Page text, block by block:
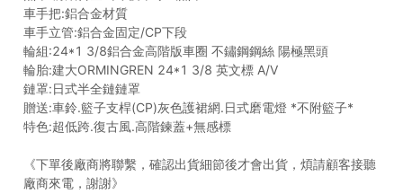
車手把:鋁合金材質
車手立管:鋁合金固定/CP下段
輪組:24*1 3/8鋁合金高階版車圈 不鏽鋼鋼絲 陽極黑頭
輪胎:建大ORMINGREN 24*1 3/8 英文標 A/V
鏈罩:日式半全鏈鏈罩
贈送:車鈴.籃子支桿(CP)灰色護裙網.日式磨電燈 *不附籃子*
特色:超低跨.復古風.高階鍊蓋+無感標
《下單後廠商將聯繫，確認出貨細節後才會出貨，煩請顧客接聽
廠商來電，謝謝》